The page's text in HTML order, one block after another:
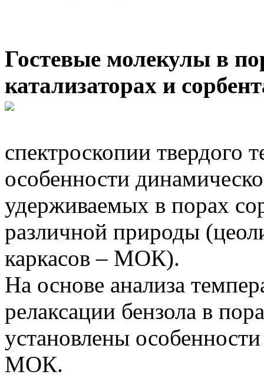
Гостевые молекулы в
катализаторах и
спектроскопии твердого
особенности
удерживаемых в порах
различной природы
каркасов – МОК).
На основе анализа
релаксации бензола в
установлены
МОК.